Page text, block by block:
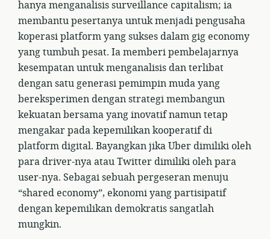
hanya menganalisis surveillance capitalism; ia
membantu pesertanya untuk menjadi pengusaha
koperasi platform yang sukses dalam gig economy
yang tumbuh pesat. Ia memberi pembelajarnya
kesempatan untuk menganalisis dan terlibat
dengan satu generasi pemimpin muda yang
bereksperimen dengan strategi membangun
kekuatan bersama yang inovatif namun tetap
mengakar pada kepemilikan kooperatif di
platform digital. Bayangkan jika Uber dimiliki oleh
para driver-nya atau Twitter dimiliki oleh para
user-nya. Sebagai sebuah pergeseran menuju
“shared economy”, ekonomi yang partisipatif
dengan kepemilikan demokratis sangatlah
mungkin.